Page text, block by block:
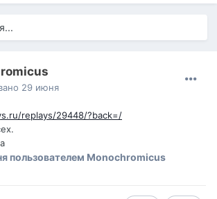
29 июня
replays/29448/?back=/
пользователем Monochromicus